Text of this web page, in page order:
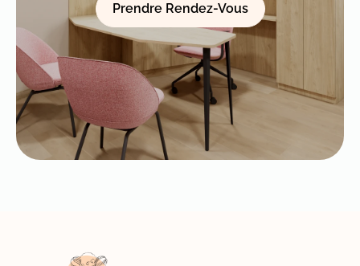
Prendre Rendez-Vous